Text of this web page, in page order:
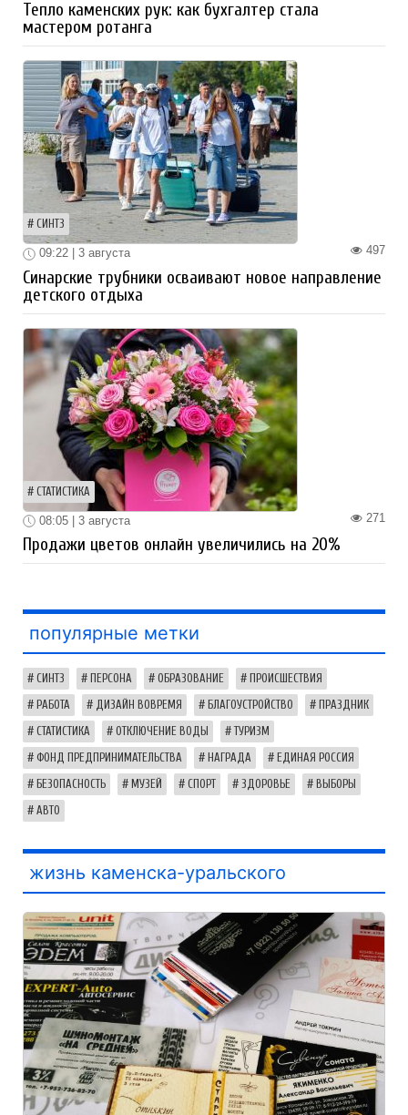
Тепло каменских рук: как бухгалтер стала
мастером ротанга
СИНТЗ
497
09:22 | 3 августа
Синарские трубники осваивают новое направление
детского отдыха
СТАТИСТИКА
271
08:05 | 3 августа
Продажи цветов онлайн увеличились на 20%
популярные метки
СИНТЗ ПЕРСОНА ОБРАЗОВАНИЕ ПРОИСШЕСТВИЯ
РАБОТА ДИЗАЙН ВОВРЕМЯ БЛАГОУСТРОЙСТВО ПРАЗДНИК
СТАТИСТИКА ОТКЛЮЧЕНИЕ ВОДЫ ТУРИЗМ
ФОНД ПРЕДПРИНИМАТЕЛЬСТВА НАГРАДА ЕДИНАЯ РОССИЯ
БЕЗОПАСНОСТЬ МУЗЕЙ СПОРТ ЗДОРОВЬЕ ВЫБОРЫ
АВТО
жизнь каменска-уральского